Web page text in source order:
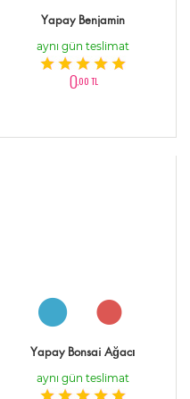
Yapay Benjamin
aynı gün teslimat
0,00 TL
Yapay Bonsai Ağacı
aynı gün teslimat